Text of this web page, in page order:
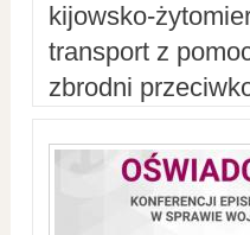
kijowsko-
transport z
zbrodni